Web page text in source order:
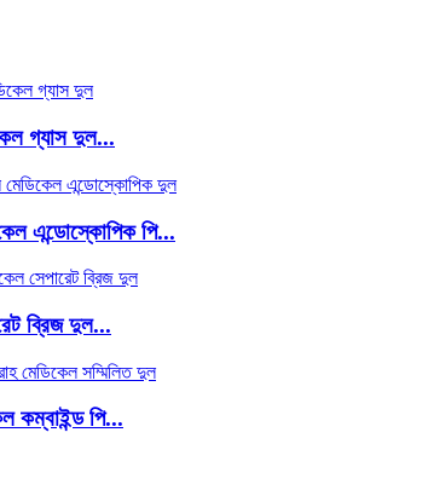
গ্যাস দুল...
এন্ডোস্কোপিক পি...
ব্রিজ দুল...
কম্বাইন্ড পি...